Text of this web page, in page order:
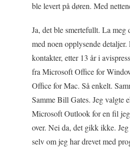
ble levert på døren. Med
Ja, det ble smertefullt. La meg
med noen opplysende detaljer.
kontakter, etter 13 år i
fra Microsoft Office for
Office for Mac. Så enkelt.
Samme Bill Gates. Jeg valgte
Microsoft Outlook for en fil
over. Nei da, det gikk ikke.
selv om jeg har drevet med